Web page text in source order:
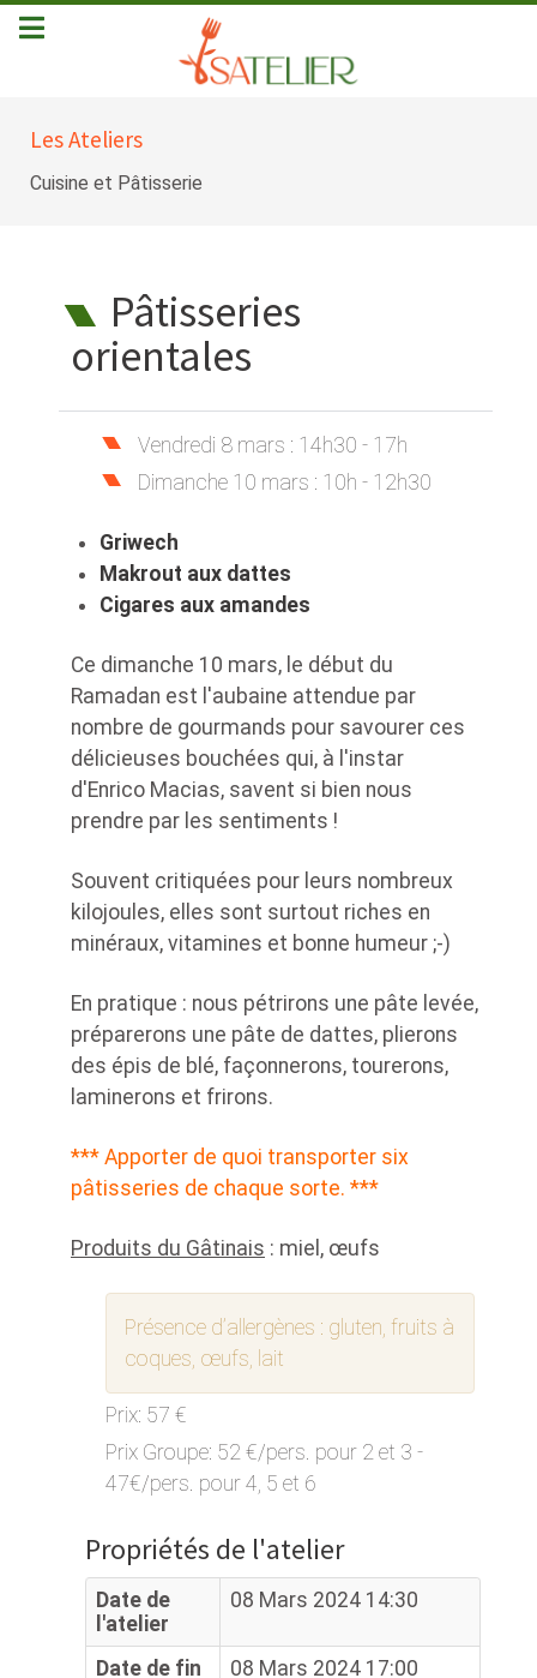
Les Ateliers
Cuisine et Pâtisserie
Pâtisseries
orientales
Vendredi 8 mars : 14h30 - 17h
Dimanche 10 mars : 10h - 12h30
Griwech
Makrout aux dattes
Cigares aux amandes
Ce dimanche 10 mars, le début du
Ramadan est l'aubaine attendue par
nombre de gourmands pour savourer ces
délicieuses bouchées qui, à l'instar
d'Enrico Macias, savent si bien nous
prendre par les sentiments !
Souvent critiquées pour leurs nombreux
kilojoules, elles sont surtout riches en
minéraux, vitamines et bonne humeur ;-)
En pratique : nous pétrirons une pâte levée,
préparerons une pâte de dattes, plierons
des épis de blé, façonnerons, tourerons,
laminerons et frirons.
*** Apporter de quoi transporter six
pâtisseries de chaque sorte. ***
Produits du Gâtinais : miel, œufs
Présence d’allergènes : gluten, fruits à
coques, œufs, lait
Prix: 57 €
Prix Groupe: 52 €/pers. pour 2 et 3 -
47€/pers. pour 4, 5 et 6
Propriétés de l'atelier
Date de
l'atelier
08 Mars 2024 14:30
Date de fin
08 Mars 2024 17:00